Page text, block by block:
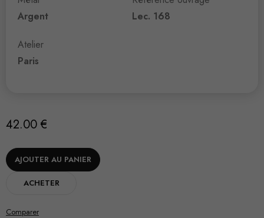
Argent
Atelier
Paris
Lec. 168
42.00 €
AJOUTER AU PANIER
ACHETER
Comparer